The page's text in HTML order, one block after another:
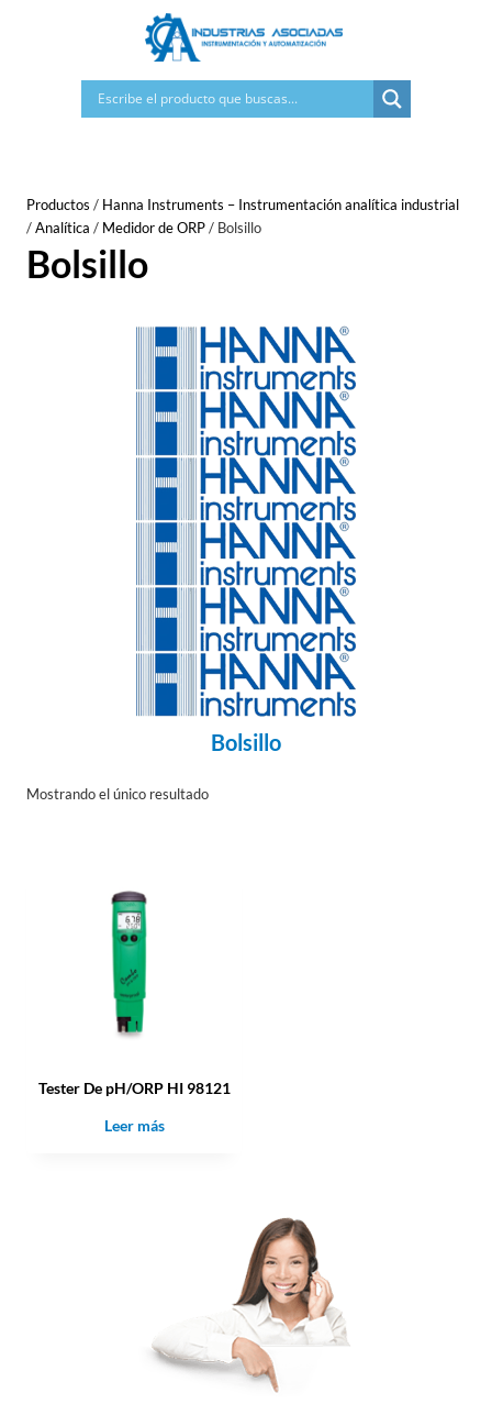
Productos / Hanna Instruments – Instrumentación analítica industrial
/Analítica / Medidor de ORP/ Bolsillo
Bolsillo
Bolsillo
Mostrando el único resultado
Tester De pH/ORP HI 98121
Leer más